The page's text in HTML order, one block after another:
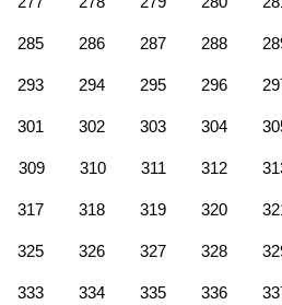
285 286 287 288
293 294 295 296
301 302 303 304
309 310 311 312
317 318 319 320
325 326 327 328
333 334 335 336